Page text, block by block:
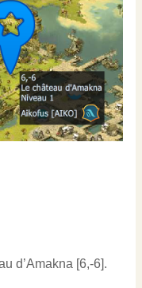
d’Amakna [6,-6].